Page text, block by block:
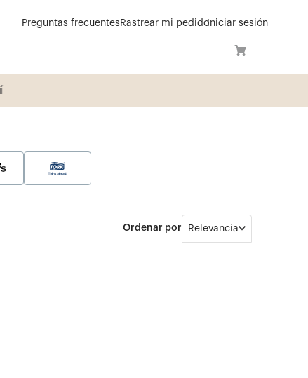
Preguntas frecuentes Rastrear mi pedidoIniciar sesión
Relevancia